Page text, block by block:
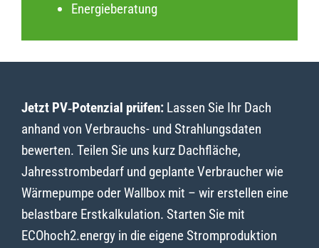
Energieberatung
Jetzt PV‑Potenzial prüfen:Lassen Sie Ihr Dach
anhand von Verbrauchs- und Strahlungsdaten
bewerten. Teilen Sie uns kurz Dachfläche,
Jahresstrombedarf und geplante Verbraucher wie
Wärmepumpe oder Wallbox mit – wir erstellen eine
belastbare Erstkalkulation. Starten Sie mit
ECOhoch2.energy in die eigene Stromproduktion